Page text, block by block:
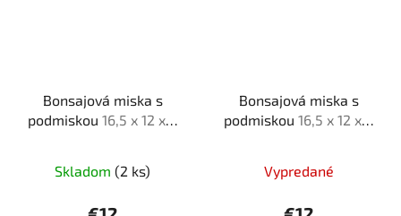
Bonsajová miska s
podmiskou 16,5 x 12 x 6
Skladom (2 ks)
Bonsajová miska s
podmiskou 16,5 x 12 x 6
Vypredané